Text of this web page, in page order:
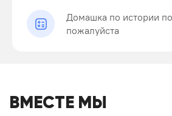
Домашка по истории
пожалуйста
ВМЕСТЕ МЫ